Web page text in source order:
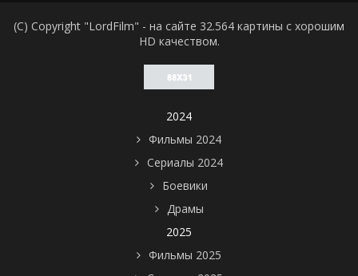
(C) Copyright "LordFilm" - на сайте 32.564 картины с хорошим
HD качеством.
2024
Фильмы 2024
Сериалы 2024
Боевики
Драмы
2025
Фильмы 2025